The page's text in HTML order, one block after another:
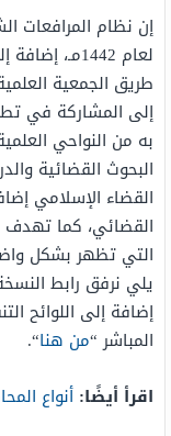
إن نظام المرافعات
لعام
طريق الجمعية
إلى المشاركة في
به من النواحي
البحوث القضائية
القضاء الإسلامي
القضائي، كما تهدف
التي تظهر بشكل
يلي نرفق رابط
إضافة إلى اللوائح
المباشر “من هنا“.
اقرأ أيضًا: أنواع